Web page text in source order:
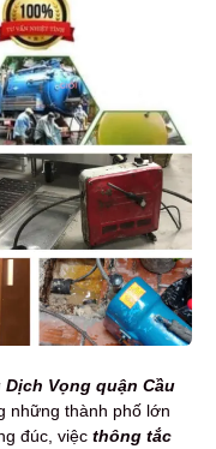
Vọng quận Cầu
những thành phố lớn
đúc, việc thông tắc